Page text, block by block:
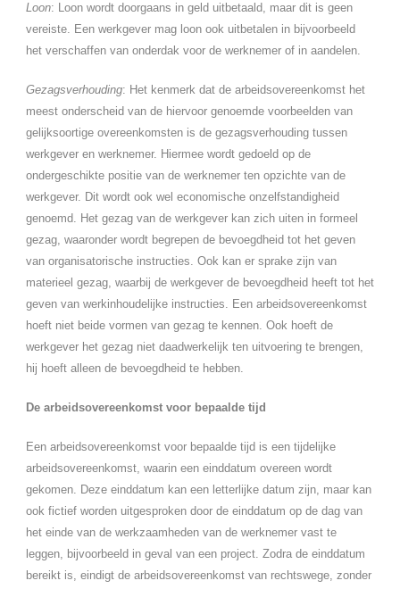
Loon: Loon wordt doorgaans in geld uitbetaald, maar dit is geen
vereiste. Een werkgever mag loon ook uitbetalen in bijvoorbeeld
het verschaffen van onderdak voor de werknemer of in aandelen.
Gezagsverhouding: Het kenmerk dat de arbeidsovereenkomst het
meest onderscheid van de hiervoor genoemde voorbeelden van
gelijksoortige overeenkomsten is de gezagsverhouding tussen
werkgever en werknemer. Hiermee wordt gedoeld op de
ondergeschikte positie van de werknemer ten opzichte van de
werkgever. Dit wordt ook wel economische onzelfstandigheid
genoemd. Het gezag van de werkgever kan zich uiten in formeel
gezag, waaronder wordt begrepen de bevoegdheid tot het geven
van organisatorische instructies. Ook kan er sprake zijn van
materieel gezag, waarbij de werkgever de bevoegdheid heeft tot het
geven van werkinhoudelijke instructies. Een arbeidsovereenkomst
hoeft niet beide vormen van gezag te kennen. Ook hoeft de
werkgever het gezag niet daadwerkelijk ten uitvoering te brengen,
hij hoeft alleen de bevoegdheid te hebben.
De arbeidsovereenkomst voor bepaalde tijd
Een arbeidsovereenkomst voor bepaalde tijd is een tijdelijke
arbeidsovereenkomst, waarin een einddatum overeen wordt
gekomen. Deze einddatum kan een letterlijke datum zijn, maar kan
ook fictief worden uitgesproken door de einddatum op de dag van
het einde van de werkzaamheden van de werknemer vast te
leggen, bijvoorbeeld in geval van een project. Zodra de einddatum
bereikt is, eindigt de arbeidsovereenkomst van rechtswege, zonder